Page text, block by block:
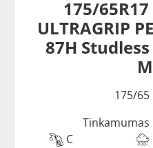
175/65R17
ULTRAGRIP
87H Studless
175/65
C